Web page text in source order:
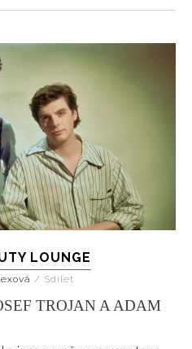
LOUNGE
/ Sdílet
TROJAN A ADAM